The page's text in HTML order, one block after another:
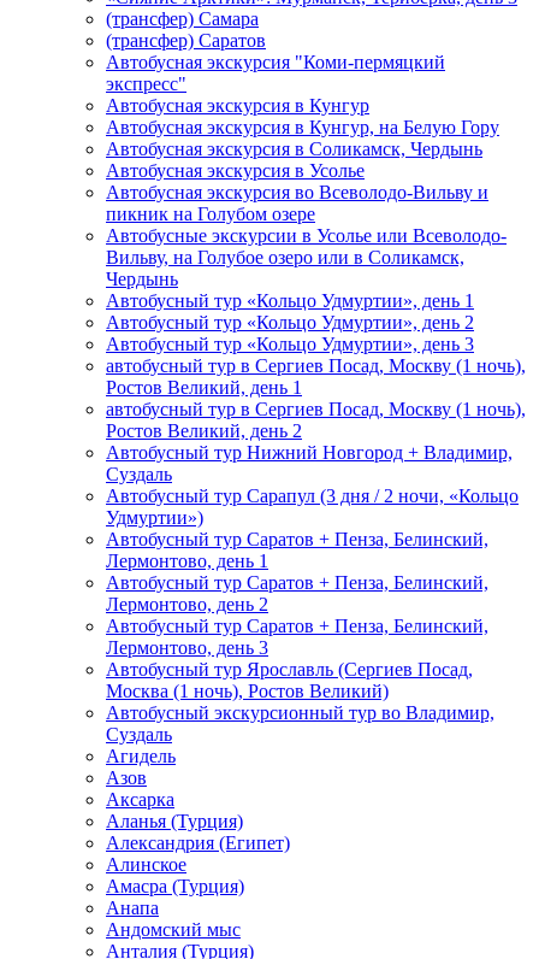
(трансфер) Самара
(трансфер) Саратов
Автобусная экскурсия "Коми-пермяцкий
экспресс"
Автобусная экскурсия в Кунгур
Автобусная экскурсия в Кунгур, на Белую Гору
Автобусная экскурсия в Соликамск, Чердынь
Автобусная экскурсия в Усолье
Автобусная экскурсия во Всеволодо-Вильву и
пикник на Голубом озере
Автобусные экскурсии в Усолье или Всеволодо-
Вильву, на Голубое озеро или в Соликамск,
Чердынь
Автобусный тур «Кольцо Удмуртии», день 1
Автобусный тур «Кольцо Удмуртии», день 2
Автобусный тур «Кольцо Удмуртии», день 3
автобусный тур в Сергиев Посад, Москву (1 ночь),
Ростов Великий, день 1
автобусный тур в Сергиев Посад, Москву (1 ночь),
Ростов Великий, день 2
Автобусный тур Нижний Новгород + Владимир,
Суздаль
Автобусный тур Сарапул (3 дня / 2 ночи, «Кольцо
Удмуртии»)
Автобусный тур Саратов + Пенза, Белинский,
Лермонтово, день 1
Автобусный тур Саратов + Пенза, Белинский,
Лермонтово, день 2
Автобусный тур Саратов + Пенза, Белинский,
Лермонтово, день 3
Автобусный тур Ярославль (Сергиев Посад,
Москва (1 ночь), Ростов Великий)
Автобусный экскурсионный тур во Владимир,
Суздаль
Агидель
Азов
Аксарка
Аланья (Турция)
Александрия (Египет)
Алинское
Амасра (Турция)
Анапа
Андомский мыс
Анталия (Турция)